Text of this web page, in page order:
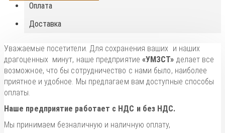
Оплата
Доставка
Уважаемые посетители. Для сохранения ваших и наших
драгоценных минут, наше предприятие «УМЗСТ» делает все
возможное, что бы сотрудничество с нами было, наиболее
приятное и удобное. Мы предлагаем вам доступные способы
оплаты.
Наше предприятие работает с НДС и без НДС.
Мы принимаем безналичную и наличную оплату,